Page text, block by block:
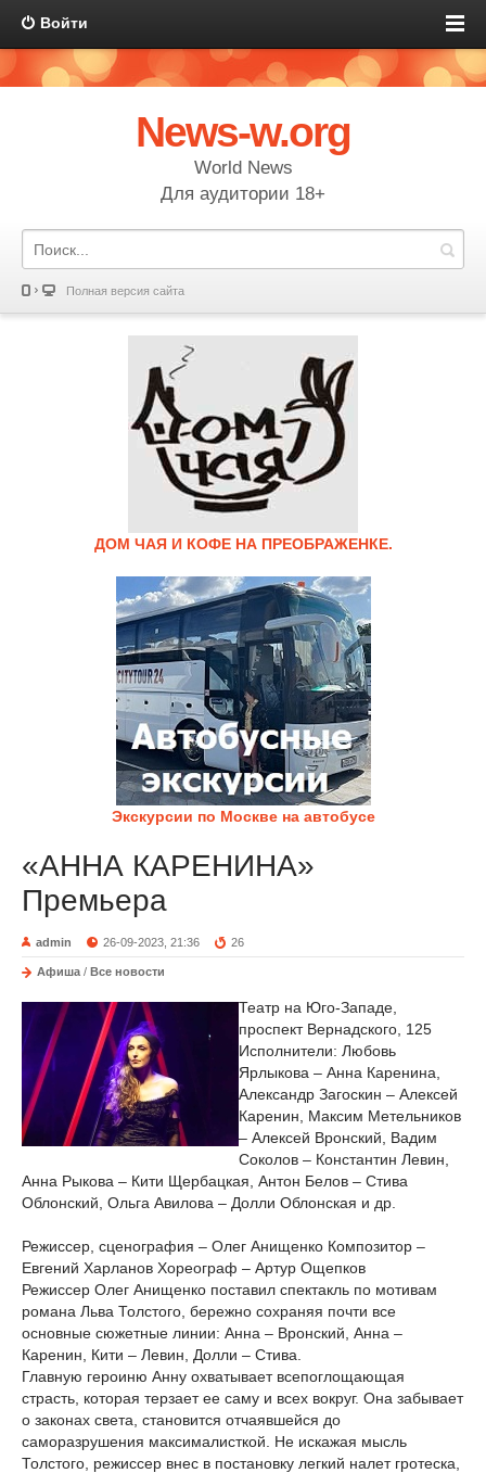
Войти
News-w.org
World News
Для аудитории 18+
Полная версия сайта
ДОМ ЧАЯ И КОФЕ НА ПРЕОБРАЖЕНКЕ.
Экскурсии по Москве на автобусе
«АННА КАРЕНИНА»
Премьера
admin 26-09-2023, 21:36 26
Афиша / Все новости
Театр на Юго-Западе,
проспект Вернадского, 125
Исполнители: Любовь
Ярлыкова – Анна Каренина,
Александр Загоскин – Алексей
Каренин, Максим Метельников
– Алексей Вронский, Вадим
Соколов – Константин Левин,
Анна Рыкова – Кити Щербацкая, Антон Белов – Стива
Облонский, Ольга Авилова – Долли Облонская и др.
Режиссер, сценография – Олег Анищенко Композитор –
Евгений Харланов Хореограф – Артур Ощепков
Режиссер Олег Анищенко поставил спектакль по мотивам
романа Льва Толстого, бережно сохраняя почти все
основные сюжетные линии: Анна – Вронский, Анна –
Каренин, Кити – Левин, Долли – Стива.
Главную героиню Анну охватывает всепоглощающая
страсть, которая терзает ее саму и всех вокруг. Она забывает
о законах света, становится отчаявшейся до
саморазрушения максималисткой. Не искажая мысль
Толстого, режиссер внес в постановку легкий налет гротеска,